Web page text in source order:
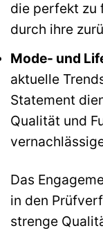
die perfekt zu
durch ihre
Mode- und
aktuelle
Statement
Qualität und
Das
in den
strenge